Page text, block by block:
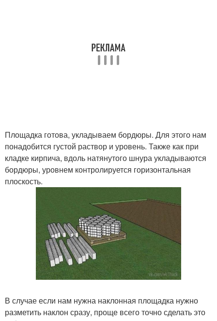
Площадка готова, укладываем бордюры. Для этого нам
понадобится густой раствор и уровень. Также как при
кладке кирпича, вдоль натянутого шнура укладываются
бордюры, уровнем контролируется горизонтальная
плоскость.
В случае если нам нужна наклонная площадка нужно
разметить наклон сразу, проще всего точно сделать это